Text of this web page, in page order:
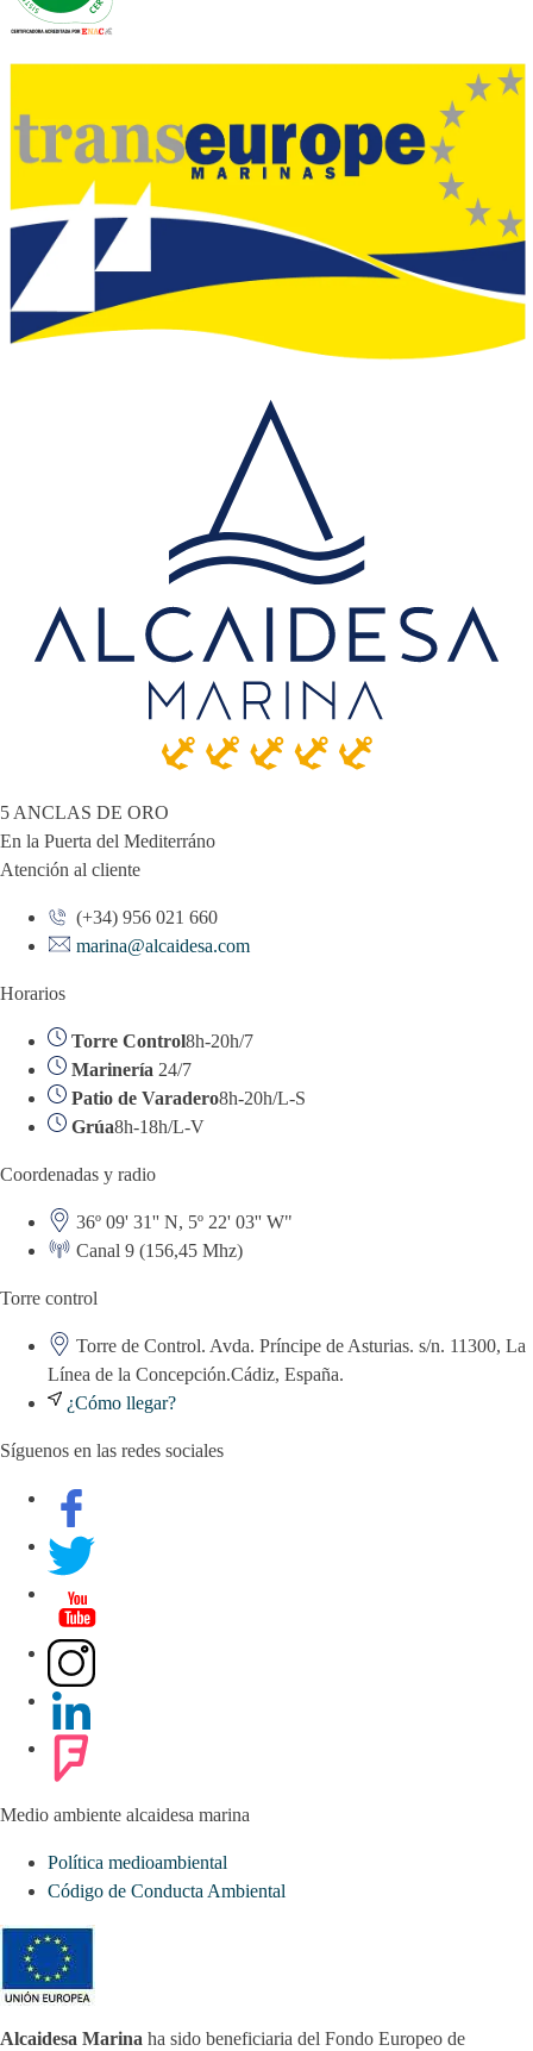
5 ANCLAS DE ORO
En la Puerta del Mediterráno
Atención al cliente
(+34) 956 021 660
marina@alcaidesa.com
Horarios
Torre Control8h-20h/7
Marinería 24/7
Patio de Varadero8h-20h/L-S
Grúa8h-18h/L-V
Coordenadas y radio
36º 09' 31'' N, 5º 22' 03'' W"
Canal 9 (156,45 Mhz)
Torre control
Torre de Control. Avda. Príncipe de Asturias. s/n. 11300, La
Línea de la Concepción.Cádiz, España.
¿Cómo llegar?
Síguenos en las redes sociales
Medio ambiente alcaidesa marina
Política medioambiental
Código de Conducta Ambiental
Alcaidesa Marina ha sido beneficiaria del Fondo Europeo de